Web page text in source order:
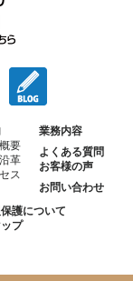
要
革
ス
業務内容
よくある質問
お客様の声
お問い合わせ
護について
プ